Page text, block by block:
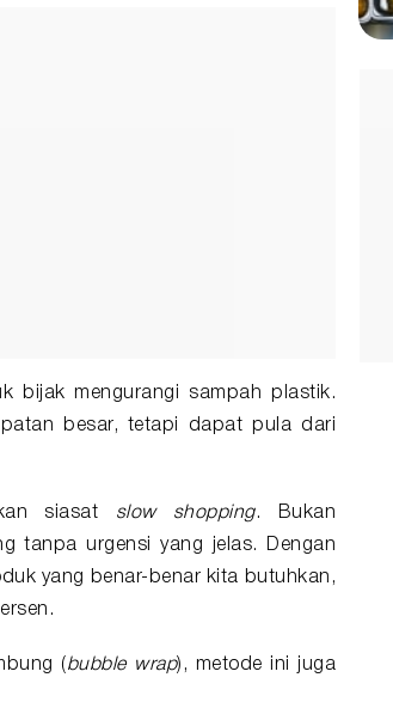
bijak mengurangi sampah plastik.
besar, tetapi dapat pula dari
siasat slow shopping. Bukan
tanpa urgensi yang jelas. Dengan
yang benar-benar kita butuhkan,
( bubble wrap), metode ini juga